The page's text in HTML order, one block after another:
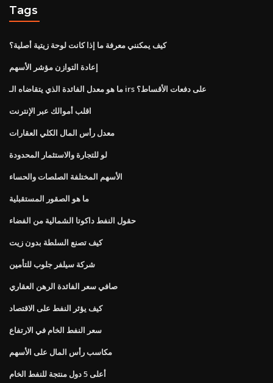
Tags
كيف يمكنني معرفة ما إذا كانت لوحة زيتية أصلية؟
إعادة التوازن مؤشر الأسهم
ما هو معدل الفائدة الذي يتقاضاه الـ irs على دفعات الأقساط؟
اقلب أموالك عبر الإنترنت
معدل رأس المال الكلي العقارات
لو للتجارة والاستثمار المحدودة
الأسهم المختلفة الصلصات والحساء
ما هو الصقور المستقبلية
حقول النفط داكوتا الشمالية من الفضاء
كيف تصنع السلطة بدون زيت
شركة سيلفر جلوب للتأمين
صافي سعر الفائدة الرهن العقاري
كيف يؤثر النفط على الاقتصاد
سعر النفط الخام في الارتفاع
مكاسب رأس المال على الأسهم
أعلى 5 دول منتجة للنفط الخام